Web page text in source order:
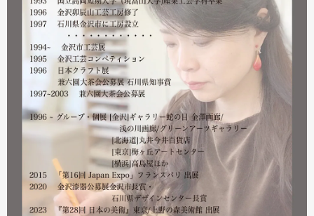
る分につきましては問題ありませんのでご安心ください。
皆様には多大なご心配をおかけしており心苦しいばかりで
はありますが、今後とも紅里工房をどうぞよろしくお願い
いたします。
漆工芸・紅里工房 寺嶋絵里子
2023.02
2月21日から27日まで 仙台三越で開催中の『第22回 金
沢・能登 美味と美技展』に出展しています。会場には作
者本人がおりますのでお近くの方はぜひ遊びにいらしてく
ださい。お待ちしております。